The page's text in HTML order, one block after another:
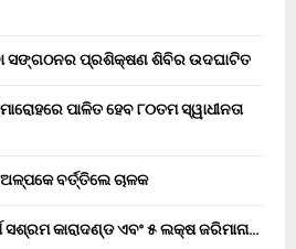
ସଙ୍ଗଠନର ପ୍ରଶିକ୍ଷଣ ଶିବିର ଉଦଘାଟିତ
ପାଳିତ ହେବ ୮୦ତମ ସ୍ୱାଧୀନତା
ଅଳ୍ପକେ ବର୍ତ୍ତିଲେ ଚାଳକ
କାରାଦଣ୍ଡ ଏବଂ ₹୫ ଲକ୍ଷ ଜରିମାନା…